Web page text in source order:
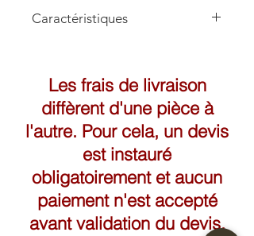
Caractéristiques
Les frais de livraison
diffèrent d'une pièce à
l'autre. Pour cela, un devis
est instauré
obligatoirement et aucun
paiement n'est accepté
avant validation du devis.